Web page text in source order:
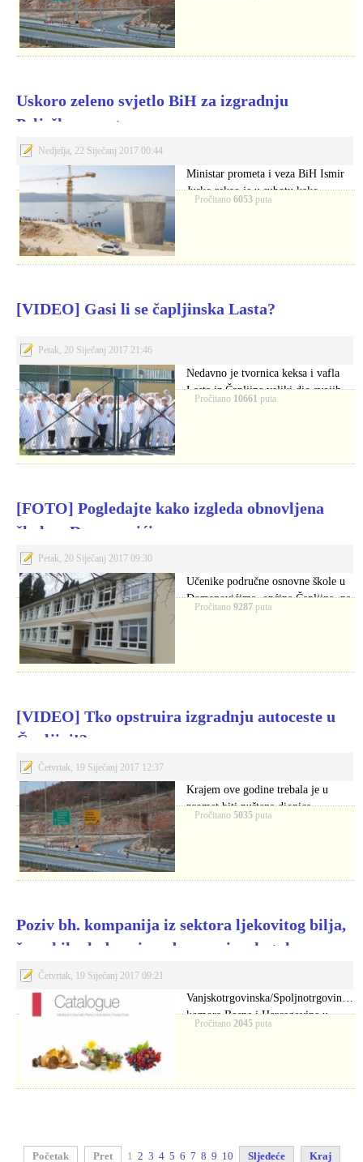
Uskoro zeleno svjetlo BiH za izgradnju
Pelješkog mosta
Nedjelja, 22 Siječanj 2017 00:44
Ministar prometa i veza BiH Ismir
Jusko rekao je u subotu kako…
Pročitano 6053 puta
[VIDEO] Gasi li se čapljinska Lasta?
Petak, 20 Siječanj 2017 21:46
Nedavno je tvornica keksa i vafla
Lasta iz Čapljine veliki dio svojih…
Pročitano 10661 puta
[FOTO] Pogledajte kako izgleda obnovljena
škola u Domanovićima
Petak, 20 Siječanj 2017 09:30
Učenike područne osnovne škole u
Domanovićima, općina Čapljina, na
početku drugoga dijela…
Pročitano 9287 puta
[VIDEO] Tko opstruira izgradnju autoceste u
Čapljini!?
Četvrtak, 19 Siječanj 2017 12:37
Krajem ove godine trebala je u
promet biti puštena dionica
autoceste Počitelj…
Pročitano 5035 puta
Poziv bh. kompanija iz sektora ljekovitog bilja,
šumskih plodova i meda za upis u katalog
Četvrtak, 19 Siječanj 2017 09:21
Vanjskotrgovinska/Spoljnotrgovinska
komora Bosne i Hercegovine u
suradnji sa USAID/Sweden FARMA
Pročitano 2045 puta
Početak Pret 1 2 3 4 5 6 7 8 9 10 Sljedeće Kraj